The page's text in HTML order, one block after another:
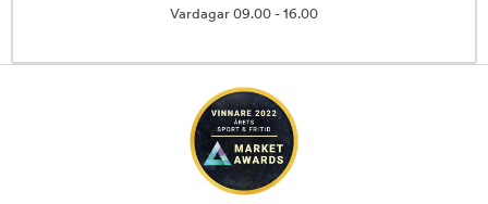
Vardagar 09.00 - 16.00